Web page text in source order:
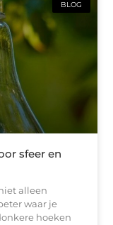
BLOG
sfeer en
alleen
waar je
hoeken